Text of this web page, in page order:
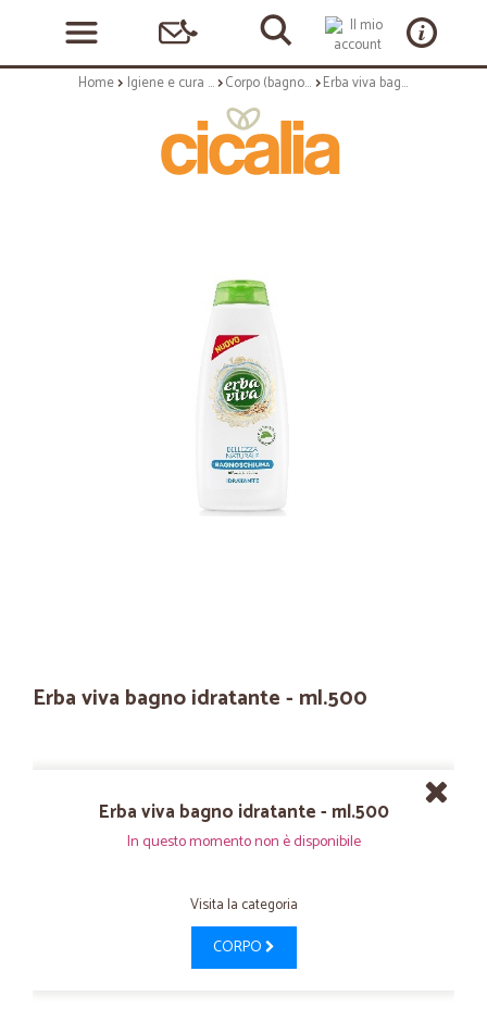
Home Igiene e cura personale Corpo (bagnoschiuma, crema corpo) Erba viva bagno idratante - ml.500
Erba viva bagno idratante - ml.500
Erba viva bagno idratante - ml.500
In questo momento non è disponibile
Visita la categoria
CORPO